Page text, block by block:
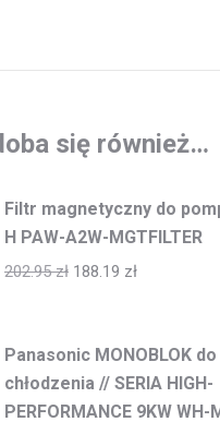
się również…
Filtr magnetyczny do
H PAW-A2W-MGTFILTER
202.95zł 188.19 zł
Panasonic MONOBLOK
chłodzenia // SERIA HIGH-
PERFORMANCE 9KW WH-